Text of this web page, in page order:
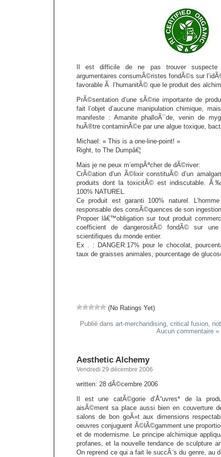
Il est difficile de ne pas trouver suspecte
argumentaires consumÃ©ristes fondÃ©s sur
favorable Ã l’humanitÃ© que le produit des
PrÃ©sentation d’une sÃ©rie importante de
fait l’objet d’aucune manipulation chimique,
manifeste : Amanite phalloÃ¯de, venin de
huÃ®tre contaminÃ©e par une algue toxique,
Michael: « This is a one-line-point! »
Right, to The Dumpâ€¦
Mais je ne peux m’empÃªcher de dÃ©river:
CrÃ©ation d’un Ã©lixir constituÃ© d’un
produits dont la toxicitÃ© est indiscutable.
100% NATUREL.
Ce produit est garanti 100% naturel.
responsable des consÃ©quences de son
Propoer lâ€™obligation sur tout produit
coefficient de dangerositÃ© fondÃ© sur
scientifiques du monde entier.
Ex . : DANGER:17% pour le chocolat,
taux de graisses animales, pourcentage de
(No Ratings Yet)
Publié dans art-merchandising, critical fusion,
Aucun commentaire »
Aesthetic Alchemy
Vendredi 29 décembre 2006
written: 28 dÃ©cembre 2006
Il est une catÃ©gorie d’Å“uvres* de la
aisÃ©ment sa place aussi bien en couverture
salons de bon goÃ»t aux dimensions
oeuvres conjuguent Ã©lÃ©gamment une
et de modernisme. Le principe alchimique
profanes, et la nouvelle tendance de sculpture
On reprend ce qui a fait le succÃ¨s du genre, au